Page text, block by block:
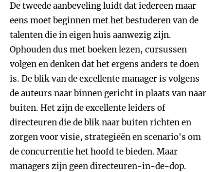
De tweede aanbeveling luidt dat iedereen maar
eens moet beginnen met het bestuderen van de
talenten die in eigen huis aanwezig zijn.
Ophouden dus met boeken lezen, cursussen
volgen en denken dat het ergens anders te doen
is. De blik van de excellente manager is volgens
de auteurs naar binnen gericht in plaats van naar
buiten. Het zijn de excellente leiders of
directeuren die de blik naar buiten richten en
zorgen voor visie, strategieën en scenario's om
de concurrentie het hoofd te bieden. Maar
managers zijn geen directeuren-in-de-dop.